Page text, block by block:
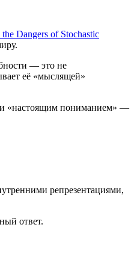
Dangers of Stochastic
— это не
её «мыслящей»
и «настоящим пониманием» —
репрезентациями,
ответ.